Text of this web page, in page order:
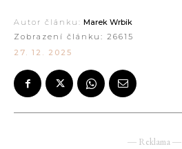
Autor článku: Marek Wrbik
Zobrazení článku: 26615
27. 12. 2025
― Reklama ―